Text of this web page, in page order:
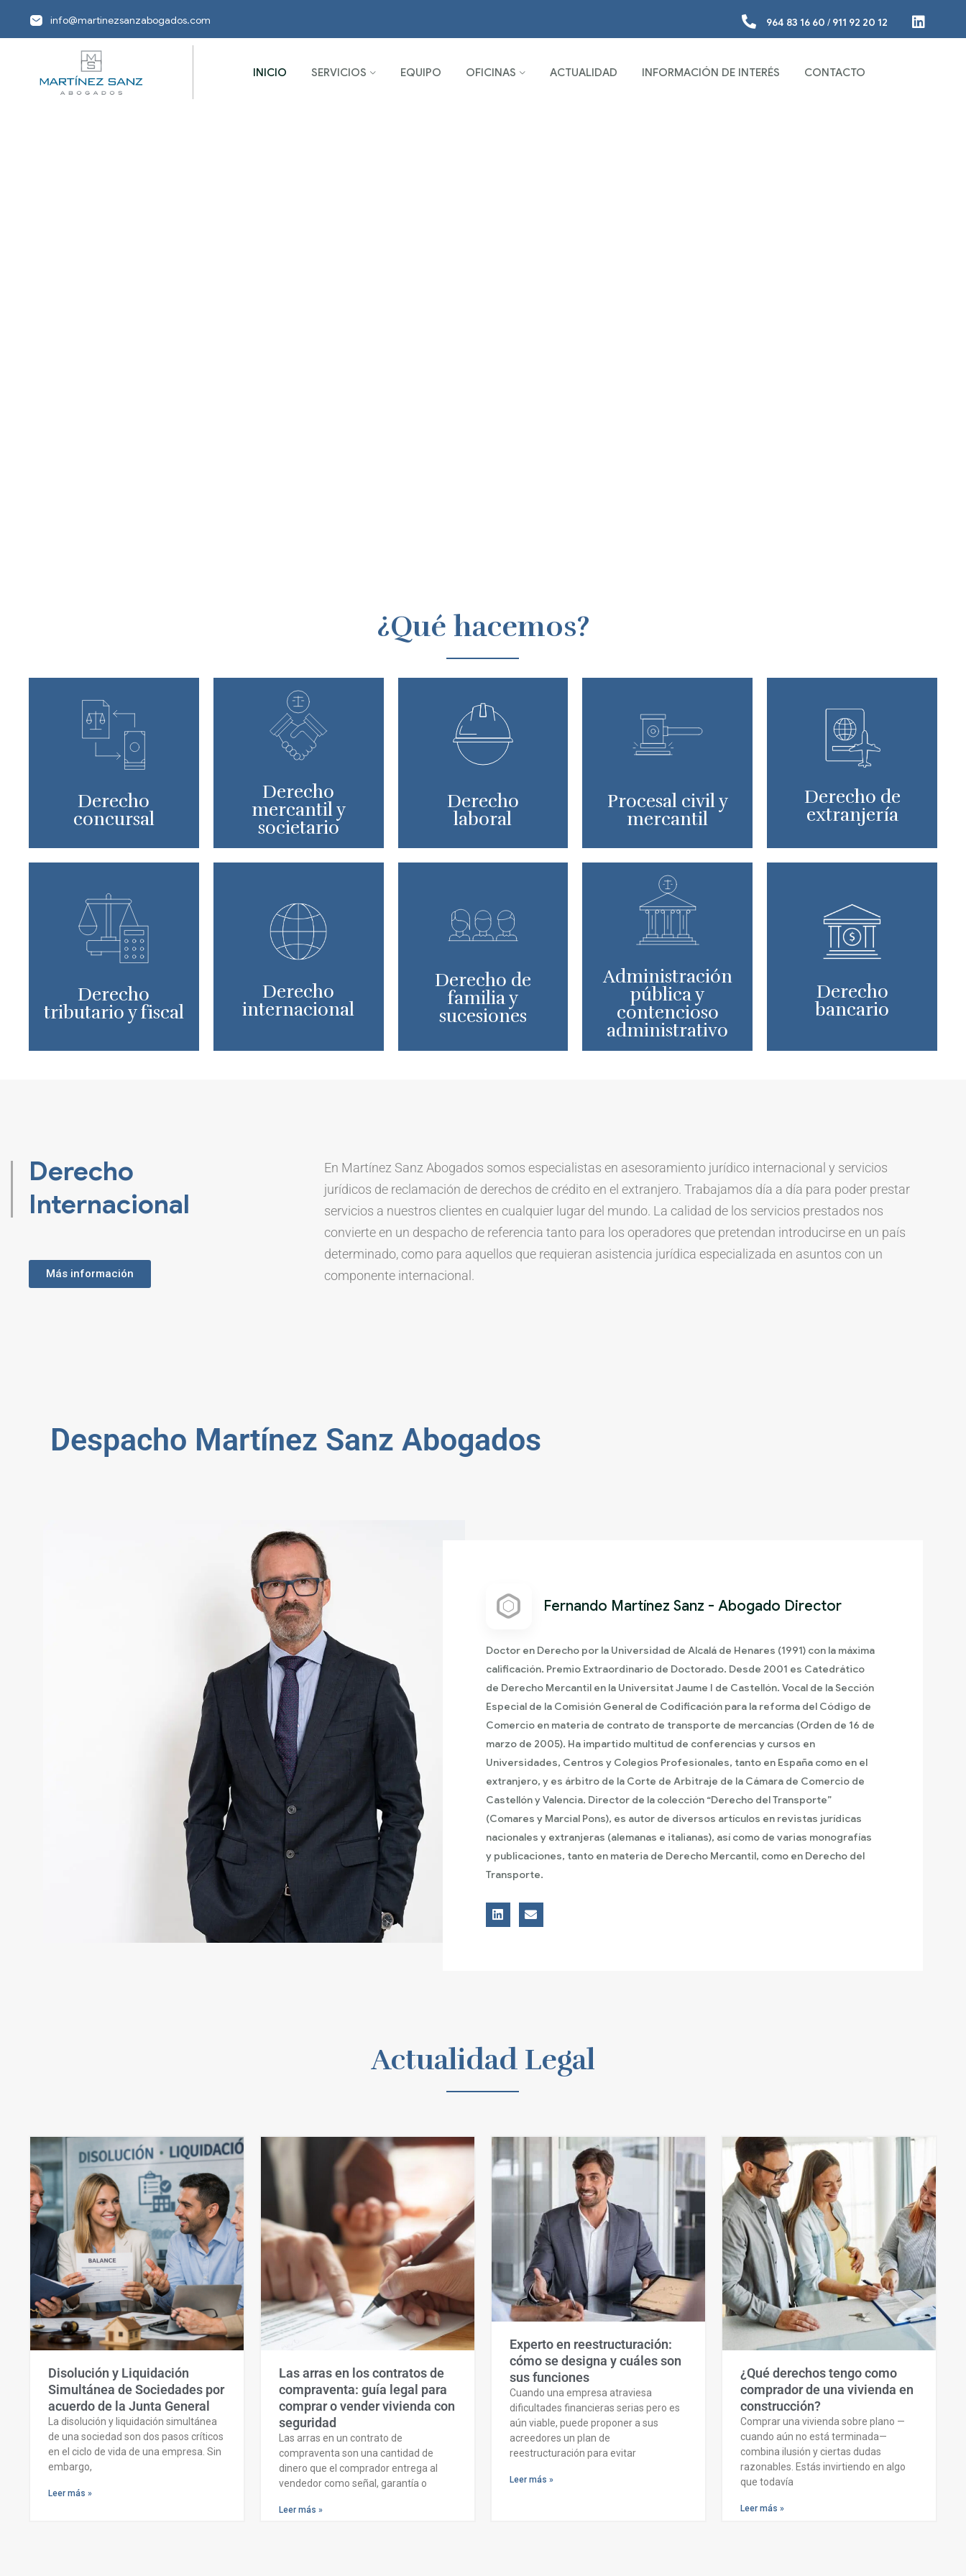
info@martinezsanzabogados.com 964 83 16 60 / 911 92 20 12
INICIO SERVICIOS EQUIPO OFICINAS ACTUALIDAD INFORMACIÓN DE INTERÉS CONTACTO
¿Qué hacemos?
Derecho
concursal
Derecho
mercantil y
societario
Derecho
laboral
Procesal civil y
mercantil
Derecho de
extranjería
Derecho
tributario y fiscal
Derecho
internacional
Derecho de
familia y
sucesiones
Administración
pública y
contencioso
administrativo
Derecho
bancario
Derecho
Internacional
Más información
En Martínez Sanz Abogados somos especialistas en asesoramiento jurídico internacional y servicios
jurídicos de reclamación de derechos de crédito en el extranjero. Trabajamos día a día para poder prestar
servicios a nuestros clientes en cualquier lugar del mundo. La calidad de los servicios prestados nos
convierte en un despacho de referencia tanto para los operadores que pretendan introducirse en un país
determinado, como para aquellos que requieran asistencia jurídica especializada en asuntos con un
componente internacional.
Despacho Martínez Sanz Abogados
Fernando Martínez Sanz - Abogado Director
Doctor en Derecho por la Universidad de Alcalá de Henares (1991) con la máxima
calificación. Premio Extraordinario de Doctorado. Desde 2001 es Catedrático
de Derecho Mercantil en la Universitat Jaume I de Castellón. Vocal de la Sección
Especial de la Comisión General de Codificación para la reforma del Código de
Comercio en materia de contrato de transporte de mercancías (Orden de 16 de
marzo de 2005). Ha impartido multitud de conferencias y cursos en
Universidades, Centros y Colegios Profesionales, tanto en España como en el
extranjero, y es árbitro de la Corte de Arbitraje de la Cámara de Comercio de
Castellón y Valencia. Director de la colección “Derecho del Transporte”
(Comares y Marcial Pons), es autor de diversos artículos en revistas jurídicas
nacionales y extranjeras (alemanas e italianas), así como de varias monografías
y publicaciones, tanto en materia de Derecho Mercantil, como en Derecho del
Transporte.
Actualidad Legal
Disolución y Liquidación
Simultánea de Sociedades por
acuerdo de la Junta General
La disolución y liquidación simultánea
de una sociedad son dos pasos críticos
en el ciclo de vida de una empresa. Sin
embargo,
Leer más »
Las arras en los contratos de
compraventa: guía legal para
comprar o vender vivienda con
seguridad
Las arras en un contrato de
compraventa son una cantidad de
dinero que el comprador entrega al
vendedor como señal, garantía o
Leer más »
Experto en reestructuración:
cómo se designa y cuáles son
sus funciones
Cuando una empresa atraviesa
dificultades financieras serias pero es
aún viable, puede proponer a sus
acreedores un plan de
reestructuración para evitar
Leer más »
¿Qué derechos tengo como
comprador de una vivienda en
construcción?
Comprar una vivienda sobre plano —
cuando aún no está terminada—
combina ilusión y ciertas dudas
razonables. Estás invirtiendo en algo
que todavía
Leer más »